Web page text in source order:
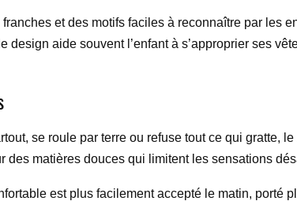
et des motifs faciles à reconnaître par les
aide souvent l’enfant à s’approprier ses
se roule par terre ou refuse tout ce qui gratte,
des matières douces qui limitent les sensations
est plus facilement accepté le matin, porté